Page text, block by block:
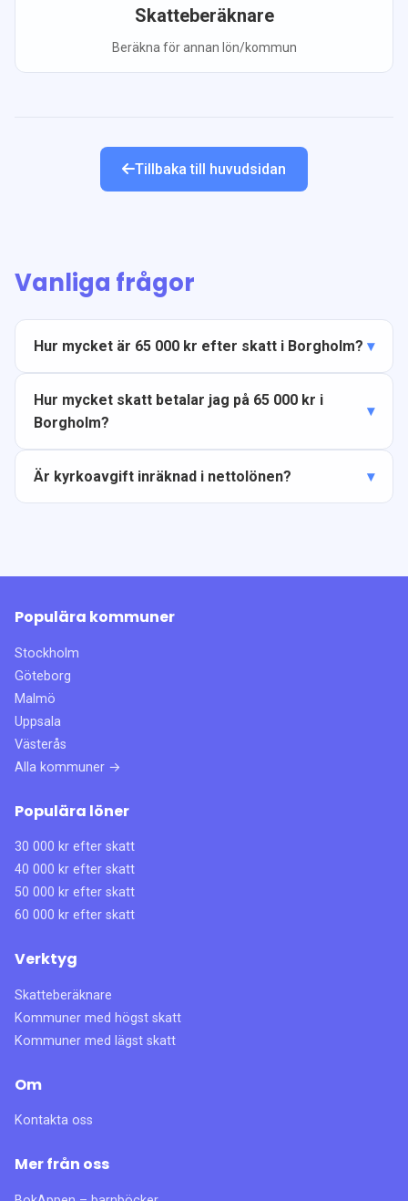
Skatteberäknare
Beräkna för annan lön/kommun
Tillbaka till huvudsidan
Vanliga frågor
Hur mycket är 65 000 kr efter skatt i Borgholm?
Hur mycket skatt betalar jag på 65 000 kr i
Borgholm?
Är kyrkoavgift inräknad i nettolönen?
Populära kommuner
Stockholm
Göteborg
Malmö
Uppsala
Västerås
Alla kommuner →
Populära löner
30 000 kr efter skatt
40 000 kr efter skatt
50 000 kr efter skatt
60 000 kr efter skatt
Verktyg
Skatteberäknare
Kommuner med högst skatt
Kommuner med lägst skatt
Om
Kontakta oss
Mer från oss